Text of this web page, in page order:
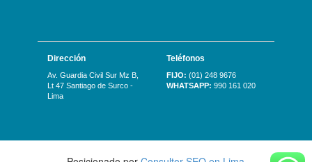
Dirección
Av. Guardia Civil Sur Mz B,
Lt 47 Santiago de Surco -
Lima
Teléfonos
FIJO: (01) 248 9676
WHATSAPP: 990 161 020